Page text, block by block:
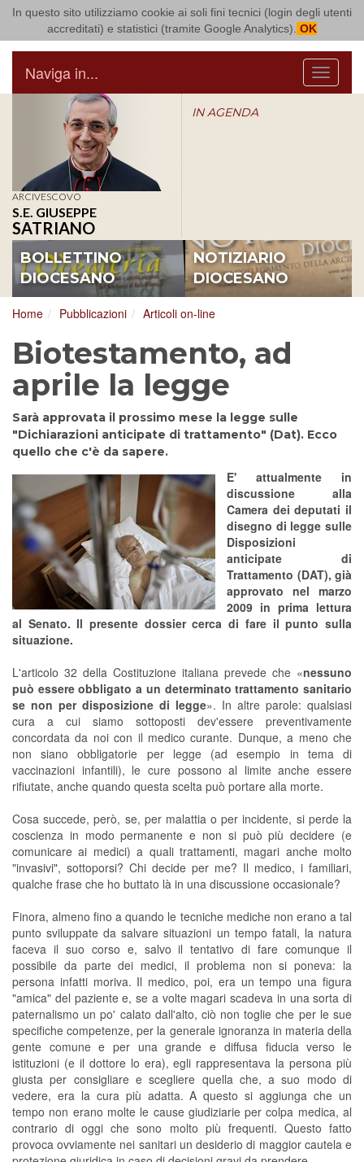
In questo sito utilizziamo cookie ai soli fini tecnici (login degli utenti
accreditati) e statistici (tramite Google Analytics). OK
Arcidiocesi di Bari Bitonto
Menu
Naviga in...
ARCIVESCOVO
S.E. GIUSEPPE
SATRIANO
IN AGENDA
BOLLETTINO
DIOCESANO
NOTIZIARIO
DIOCESANO
Home Pubblicazioni Articoli on-line
Biotestamento, ad
aprile la legge
Sarà approvata il prossimo mese la legge sulle
"Dichiarazioni anticipate di trattamento" (Dat). Ecco
quello che c'è da sapere.
E' attualmente in
discussione alla
Camera dei deputati il
disegno di legge sulle
Disposizioni
anticipate di
Trattamento (DAT), già
approvato nel marzo
2009 in prima lettura
al Senato. Il presente dossier cerca di fare il punto sulla
situazione.
L'articolo 32 della Costituzione italiana prevede che «nessuno
può essere obbligato a un determinato trattamento sanitario
se non per disposizione di legge». In altre parole: qualsiasi
cura a cui siamo sottoposti dev'essere preventivamente
concordata da noi con il medico curante. Dunque, a meno che
non siano obbligatorie per legge (ad esempio in tema di
vaccinazioni infantili), le cure possono al limite anche essere
rifiutate, anche quando questa scelta può portare alla morte.
Cosa succede, però, se, per malattia o per incidente, si perde la
coscienza in modo permanente e non si può più decidere (e
comunicare ai medici) a quali trattamenti, magari anche molto
"invasivi", sottoporsi? Chi decide per me? Il medico, i familiari,
qualche frase che ho buttato là in una discussione occasionale?
Finora, almeno fino a quando le tecniche mediche non erano a tal
punto sviluppate da salvare situazioni un tempo fatali, la natura
faceva il suo corso e, salvo il tentativo di fare comunque il
possibile da parte dei medici, il problema non si poneva: la
persona infatti moriva. Il medico, poi, era un tempo una figura
"amica" del paziente e, se a volte magari scadeva in una sorta di
paternalismo un po' calato dall'alto, ciò non toglie che per le sue
specifiche competenze, per la generale ignoranza in materia della
gente comune e per una grande e diffusa fiducia verso le
istituzioni (e il dottore lo era), egli rappresentava la persona più
giusta per consigliare e scegliere quella che, a suo modo di
vedere, era la cura più adatta. A questo si aggiunga che un
tempo non erano molte le cause giudiziarie per colpa medica, al
contrario di oggi che sono molto più frequenti. Questo fatto
provoca ovviamente nei sanitari un desiderio di maggior cautela e